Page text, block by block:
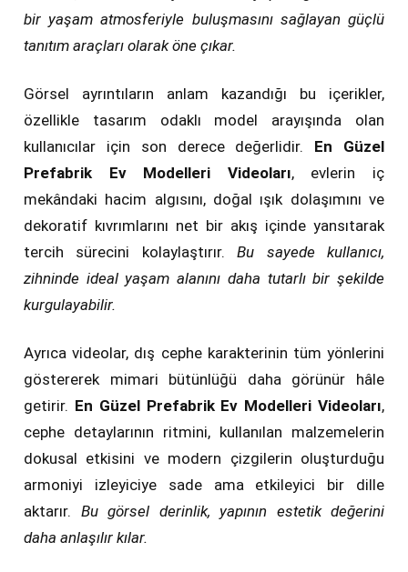
bir yaşam atmosferiyle buluşmasını sağlayan güçlü
tanıtım araçları olarak öne çıkar.
Görsel ayrıntıların anlam kazandığı bu içerikler,
özellikle tasarım odaklı model arayışında olan
kullanıcılar için son derece değerlidir. En Güzel
Prefabrik Ev Modelleri Videoları, evlerin iç
mekândaki hacim algısını, doğal ışık dolaşımını ve
dekoratif kıvrımlarını net bir akış içinde yansıtarak
tercih sürecini kolaylaştırır.Bu sayede kullanıcı,
zihninde ideal yaşam alanını daha tutarlı bir şekilde
kurgulayabilir.
Ayrıca videolar, dış cephe karakterinin tüm yönlerini
göstererek mimari bütünlüğü daha görünür hâle
getirir. En Güzel Prefabrik Ev Modelleri Videoları,
cephe detaylarının ritmini, kullanılan malzemelerin
dokusal etkisini ve modern çizgilerin oluşturduğu
armoniyi izleyiciye sade ama etkileyici bir dille
aktarır. Bu görsel derinlik, yapının estetik değerini
daha anlaşılır kılar.